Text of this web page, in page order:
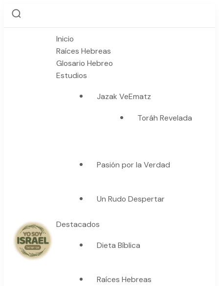
"La suma de tu palabra, es verdad"
Inicio
Raíces Hebreas
Glosario Hebreo
Estudios
Jazak VeEmatz
Toráh Revelada
Pasión por la Verdad
Un Rudo Despertar
Destacados
Dieta Bíblica
Raíces Hebreas